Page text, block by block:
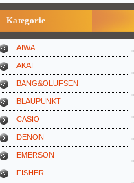
Kategorie
AIWA
AKAI
BANG&OLUFSEN
BLAUPUNKT
CASIO
DENON
EMERSON
FISHER